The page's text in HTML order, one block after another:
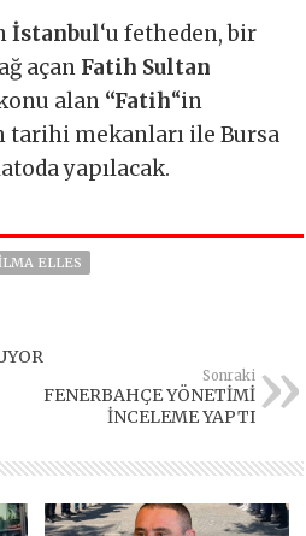
İstanbul‘u fetheden, bir
açan Fatih Sultan
alan “Fatih“in
tarihi mekanları ile Bursa
yapılacak.
ELLES
Sonraki
FENERBAHÇE YÖNETİMİ
İNCELEME YAPTI